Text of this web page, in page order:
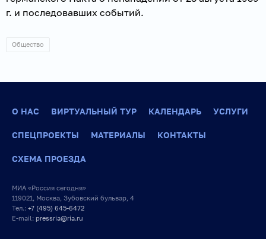
г. и последовавших событий.
Общество
О НАС ВИРТУАЛЬНЫЙ ТУР КАЛЕНДАРЬ УСЛУГИ
СПЕЦПРОЕКТЫ МАТЕРИАЛЫ КОНТАКТЫ
СХЕМА ПРОЕЗДА
МИА «Россия сегодня»
119021, Москва, Зубовский бульвар, 4
Тел.: +7 (495) 645-6472
E-mail: pressria@ria.ru